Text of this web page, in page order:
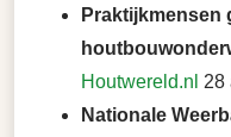
Praktijkmensen
Houtwereld.nl 28
Nationale